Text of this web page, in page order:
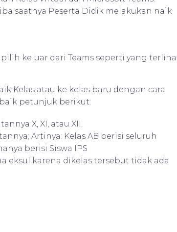
saatnya Peserta Didik melakukan naik
keluar dari Teams seperti yang
Kelas atau ke kelas baru dengan cara
petunjuk berikut:
X, XI, atau XII
Artinya: Kelas AB berisi seluruh
berisi Siswa IPS
eksul karena dikelas tersebut tidak ada